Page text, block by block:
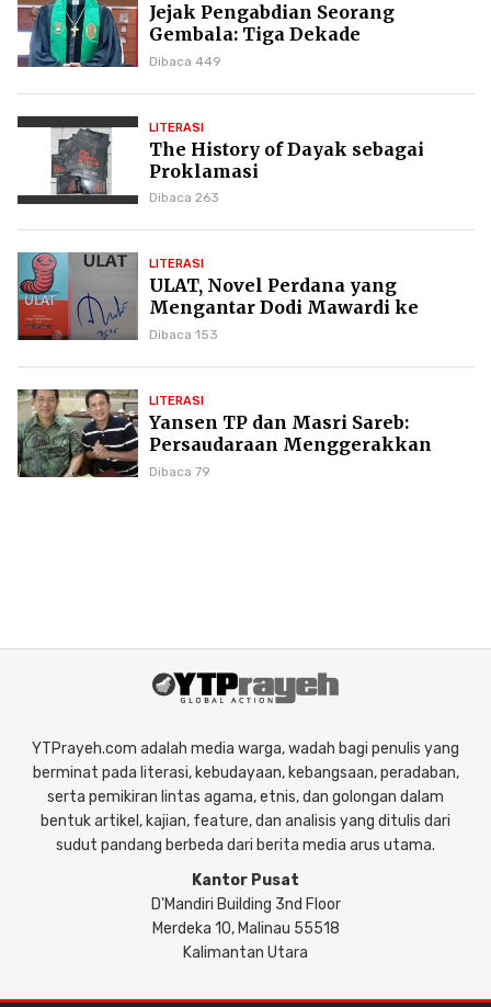
Jejak Pengabdian Seorang
Gembala: Tiga Dekade
Kepemimpinan Pdt. Dr. Yulius
Dibaca 449
LITERASI
The History of Dayak sebagai
Proklamasi
Dibaca 263
LITERASI
ULAT, Novel Perdana yang
Mengantar Dodi Mawardi ke
Puncak Karier Kepenulisan
Dibaca 153
LITERASI
Yansen TP dan Masri Sareb:
Persaudaraan Menggerakkan
Literasi Borneo
Dibaca 79
YTPrayeh.com adalah media warga, wadah bagi penulis yang
berminat pada literasi, kebudayaan, kebangsaan, peradaban,
serta pemikiran lintas agama, etnis, dan golongan dalam
bentuk artikel, kajian, feature, dan analisis yang ditulis dari
sudut pandang berbeda dari berita media arus utama.
Kantor Pusat
D'Mandiri Building 3nd Floor
Merdeka 10, Malinau 55518
Kalimantan Utara